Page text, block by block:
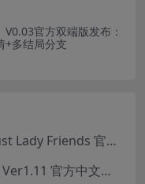
官方双端版发布：
+多结局分支
《乔甜和她汹涌的闺蜜们》Lust Lady Friends 官方中文版 SLG模拟经营游戏｜角色情感互动｜动态画面
夏色四叶草(Summer Clover) Ver1.11 官方中文版：全CG无修+动态互动SLG游戏下载